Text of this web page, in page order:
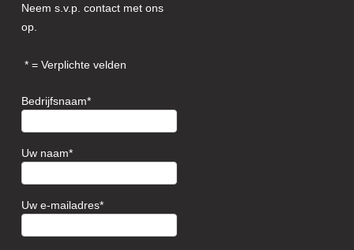
Neem s.v.p. contact met ons
op.
= Verplichte velden
Bedrijfsnaam
Uw naam
Uw e-mailadres